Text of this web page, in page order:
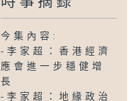
今集內容:
-李家超：香港經濟
應會進一步穩健增
長
-李家超：地緣政治